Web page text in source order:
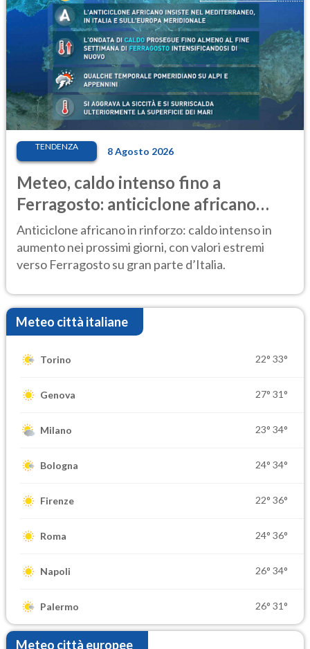
TENDENZA 8 Agosto 2026
Meteo, caldo intenso fino a
Ferragosto: anticiclone africano
ancora protagonista
Anticiclone africano in rinforzo: caldo intenso in
aumento nei prossimi giorni, con valori estremi
verso Ferragosto su gran parte d’Italia.
Meteo città italiane
Torino 22° 33°
Genova 27° 31°
Milano 23° 34°
Bologna 24° 34°
Firenze 22° 36°
Roma 24° 36°
Napoli 26° 34°
Palermo 26° 31°
Meteo città europee